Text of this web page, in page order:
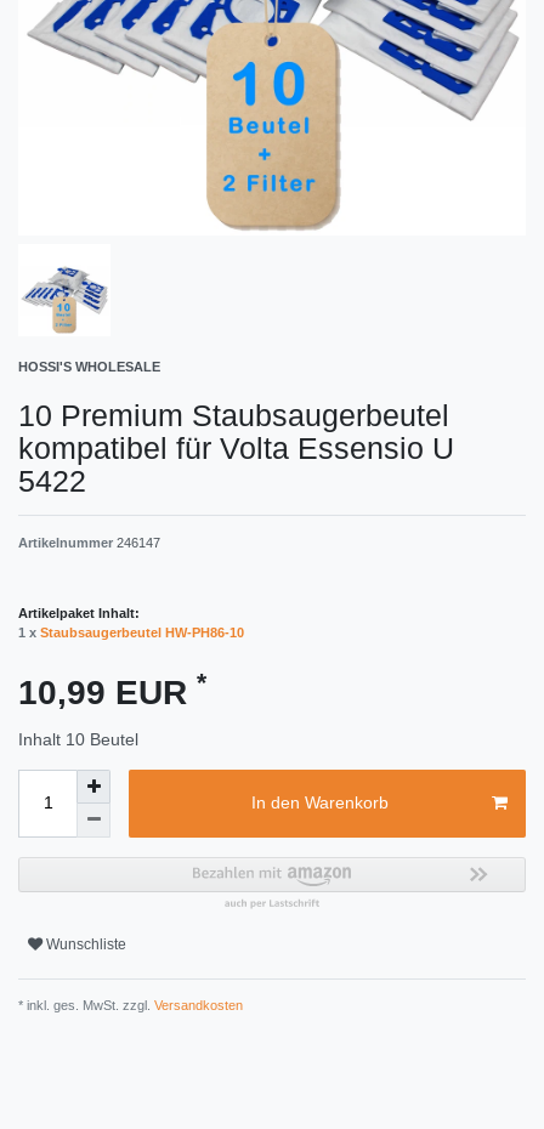
HOSSI'S WHOLESALE
10 Premium Staubsaugerbeutel
kompatibel für Volta Essensio U
5422
Artikelnummer 246147
Artikelpaket Inhalt:
1 x Staubsaugerbeutel HW-PH86-10
10,99 EUR *
Inhalt 10 Beutel
In den Warenkorb
Wunschliste
* inkl. ges. MwSt. zzgl. Versandkosten